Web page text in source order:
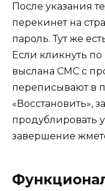
После указания
перекинет на
пароль. Тут же
Если кликнуть
выслана СМС с
переписывают в
«Восстановить»,
продублировать
завершение